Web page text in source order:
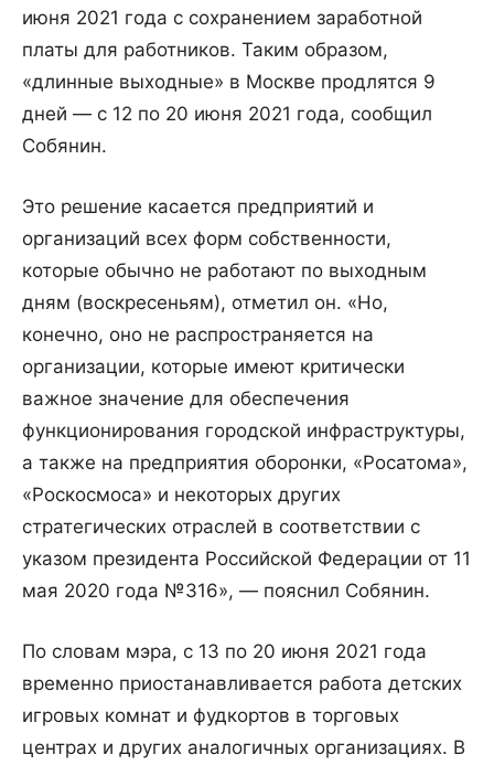
июня 2021 года с сохранением заработной
платы для работников. Таким образом,
«длинные выходные» в Москве продлятся 9
дней — с 12 по 20 июня 2021 года, сообщил
Собянин.
Это решение касается предприятий и
организаций всех форм собственности,
которые обычно не работают по выходным
дням (воскресеньям), отметил он. «Но,
конечно, оно не распространяется на
организации, которые имеют критически
важное значение для обеспечения
функционирования городской инфраструктуры,
а также на предприятия оборонки, «Росатома»,
«Роскосмоса» и некоторых других
стратегических отраслей в соответствии с
указом президента Российской Федерации от 11
мая 2020 года №316», — пояснил Собянин.
По словам мэра, с 13 по 20 июня 2021 года
временно приостанавливается работа детских
игровых комнат и фудкортов в торговых
центрах и других аналогичных организациях. В